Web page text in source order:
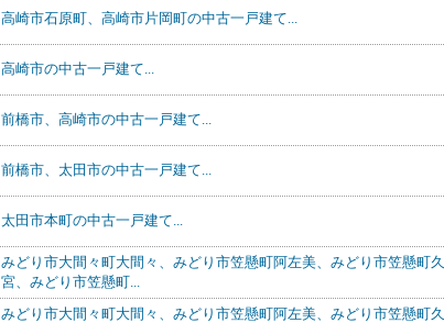
高崎市石原町、高崎市片岡町の中古一戸建て...
高崎市の中古一戸建て...
前橋市、高崎市の中古一戸建て...
前橋市、太田市の中古一戸建て...
太田市本町の中古一戸建て...
みどり市大間々町大間々、みどり市笠懸町阿左美、みどり市笠懸町久
宮、みどり市笠懸町...
みどり市大間々町大間々、みどり市笠懸町阿左美、みどり市笠懸町久